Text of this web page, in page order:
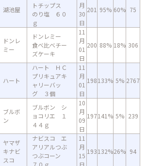
湖池屋
トチップス
のり塩 ６０
ｇ
月
30
日
201 95% 60% 75
ドンレ
ミー
ドンレミー
食べ比べチー
ズケーキ
11
月
01
日
200 88% 18% 306
ハート
ハート ＨＣ
プリキュアキ
ャリーバッ
グ ３個
11
月
01
日
198133% 5% 2767
ブルボ
ン
ブルボン シ
ョコリエ １
４４ｇ
10
月
09
日
197141% 5% 239
ヤマザ
キナビ
スコ
ナビスコ エ
アリアルつぶ
つぶコーン
７０ｇ
11
月
15
日
193132%26% 94